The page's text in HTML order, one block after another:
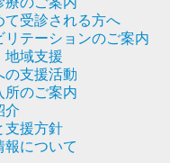
て受診される方へ
リテーションのご案内
地域支援
の支援活動
所のご案内
介
支援方針
報について